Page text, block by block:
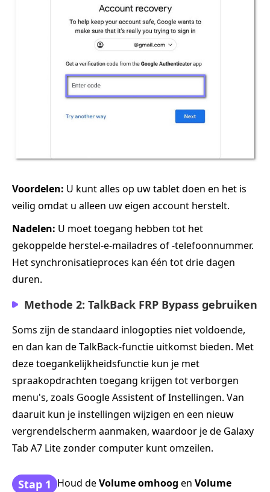
Voordelen: U kunt alles op uw tablet doen en het is
veilig omdat u alleen uw eigen account herstelt.
Nadelen: U moet toegang hebben tot het
gekoppelde herstel-e-mailadres of -telefoonnummer.
Het synchronisatieproces kan één tot drie dagen
duren.
Methode 2: TalkBack FRP Bypass gebruiken
Soms zijn de standaard inlogopties niet voldoende,
en dan kan de TalkBack-functie uitkomst bieden. Met
deze toegankelijkheidsfunctie kun je met
spraakopdrachten toegang krijgen tot verborgen
menu's, zoals Google Assistent of Instellingen. Van
daaruit kun je instellingen wijzigen en een nieuw
vergrendelscherm aanmaken, waardoor je de Galaxy
Tab A7 Lite zonder computer kunt omzeilen.
Stap 1 Houd deVolume omhoog en Volume